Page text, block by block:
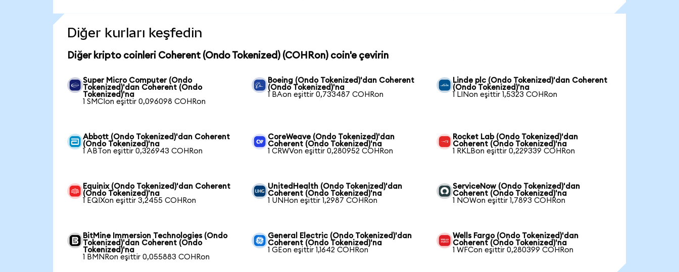
Diğer kurları keşfedin
Diğer kripto coinleri Coherent (Ondo Tokenized) (COHRon) coin'e çevirin
Super Micro Computer (Ondo
Tokenized)'dan Coherent (Ondo
Tokenized)'na
1 SMCIon eşittir 0,096098 COHRon
Boeing (Ondo Tokenized)'dan Coherent
(Ondo Tokenized)'na
1 BAon eşittir 0,733487 COHRon
Linde plc (Ondo Tokenized)'dan Coherent
(Ondo Tokenized)'na
1 LINon eşittir 1,5323 COHRon
Abbott (Ondo Tokenized)'dan Coherent
(Ondo Tokenized)'na
1 ABTon eşittir 0,326943 COHRon
CoreWeave (Ondo Tokenized)'dan
Coherent (Ondo Tokenized)'na
1 CRWVon eşittir 0,280952 COHRon
Rocket Lab (Ondo Tokenized)'dan
Coherent (Ondo Tokenized)'na
1 RKLBon eşittir 0,229339 COHRon
Equinix (Ondo Tokenized)'dan Coherent
(Ondo Tokenized)'na
1 EQIXon eşittir 3,2455 COHRon
UnitedHealth (Ondo Tokenized)'dan
Coherent (Ondo Tokenized)'na
1 UNHon eşittir 1,2987 COHRon
ServiceNow (Ondo Tokenized)'dan
Coherent (Ondo Tokenized)'na
1 NOWon eşittir 1,7893 COHRon
BitMine Immersion Technologies (Ondo
Tokenized)'dan Coherent (Ondo
Tokenized)'na
1 BMNRon eşittir 0,055883 COHRon
General Electric (Ondo Tokenized)'dan
Coherent (Ondo Tokenized)'na
1 GEon eşittir 1,1642 COHRon
Wells Fargo (Ondo Tokenized)'dan
Coherent (Ondo Tokenized)'na
1 WFCon eşittir 0,280399 COHRon